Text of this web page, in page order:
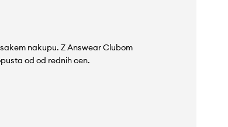
nakupu. Z Answear Clubom
od od rednih cen.